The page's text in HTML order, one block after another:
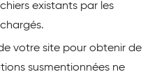
existants par les
votre site pour obtenir de
susmentionnées ne